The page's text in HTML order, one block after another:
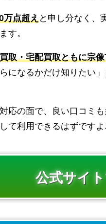
万点超えと申し分なく、
す。
取・宅配買取ともに宗
になるかだけ知りたい
応の面で、良い口コミ
て利用できるはずですよ
公式サイ